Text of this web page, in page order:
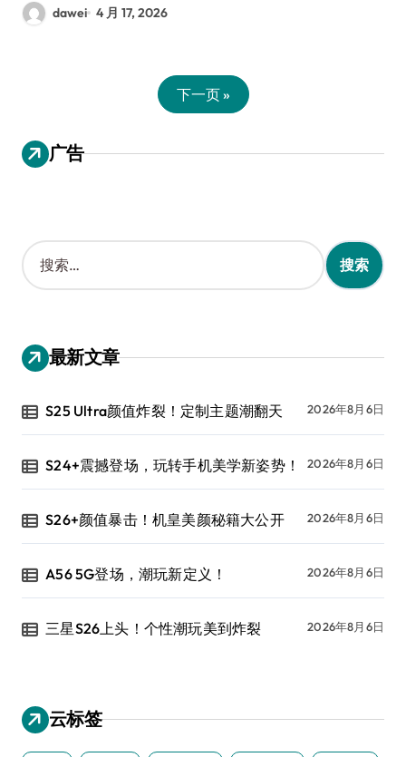
dawei 4 月 17, 2026
下一页 »
广告
搜
索
：
最新文章
S25 Ultra颜值炸裂！定制主题潮翻天 2026年8月6日
S24+震撼登场，玩转手机美学新姿势！ 2026年8月6日
S26+颜值暴击！机皇美颜秘籍大公开 2026年8月6日
A56 5G登场，潮玩新定义！ 2026年8月6日
三星S26上头！个性潮玩美到炸裂 2026年8月6日
云标签